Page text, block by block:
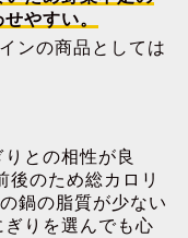
やすい。
ンの商品としては
との相性が良
のため総カロリ
鍋の脂質が少ない
りを選んでも心